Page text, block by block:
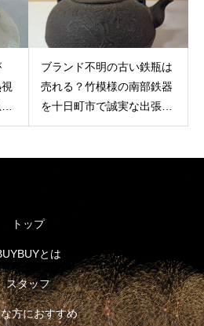
ブランド不明の古い鉄瓶は
売れる？竹模様の南部鉄器
を十日町市で誠実な出張買
取
トップ
とは
スタッフ
方におすすめ